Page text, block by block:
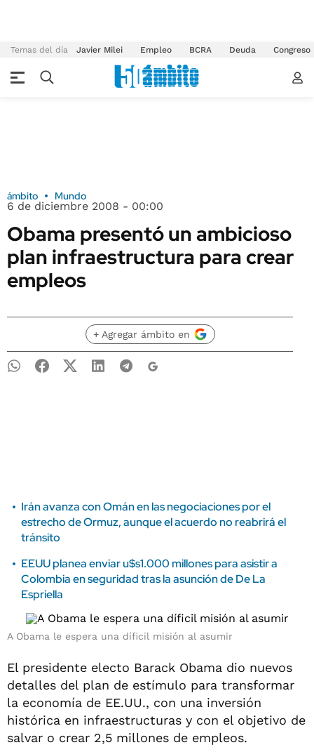
Temas del día Javier Milei Empleo BCRA Deuda Congreso
ámbito Mundo
6 de diciembre 2008 - 00:00
Obama presentó un ambicioso
plan infraestructura para crear
empleos
+ Agregar ámbito en
Irán avanza con Omán en las negociaciones por el
estrecho de Ormuz, aunque el acuerdo no reabrirá el
tránsito
EEUU planea enviar u$s1.000 millones para asistir a
Colombia en seguridad tras la asunción de De La
Espriella
A Obama le espera una díficil misión al asumir
El presidente electo Barack Obama dio nuevos
detalles del plan de estímulo para transformar
la economía de EE.UU., con una inversión
histórica en infraestructuras y con el objetivo de
salvar o crear 2,5 millones de empleos.